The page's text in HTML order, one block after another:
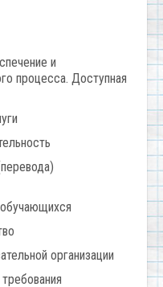
и
процесса. Доступная
организации